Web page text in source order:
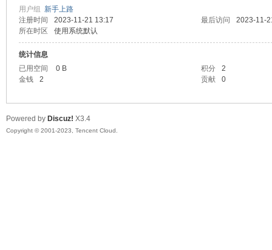
用户组 新手上路
注册时间
2023-11-21 13:17 最后访问
2023-11-
所在时区
使用系统默认
统计信息
已用空间
0 B 积分
2
金钱
2 贡献 0
Powered by Discuz! X3.4
Copyright © 2001-2023, Tencent Cloud.